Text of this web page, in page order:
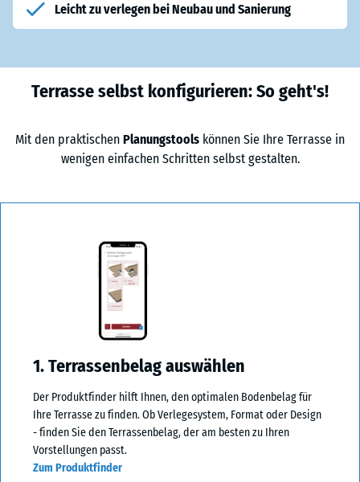
Leicht zu verlegen bei Neubau und Sanierung
Terrasse selbst konfigurieren: So geht's!
Mit den praktischen Planungstools können Sie Ihre Terrasse in
wenigen einfachen Schritten selbst gestalten.
1. Terrassenbelag auswählen
Der Produktfinder hilft Ihnen, den optimalen Bodenbelag für
Ihre Terrasse zu finden. Ob Verlegesystem, Format oder Design
- finden Sie den Terrassenbelag, der am besten zu Ihren
Vorstellungen passt.
Zum Produktfinder